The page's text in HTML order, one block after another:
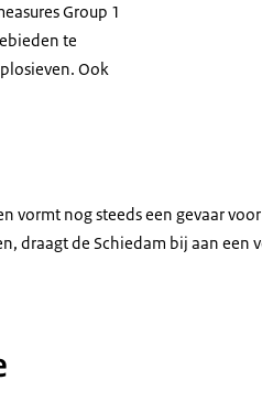
Group 1
te
Ook
op het schip.
vormt nog steeds een gevaar
draagt de Schiedam bij aan een
de bemanning van het schip.